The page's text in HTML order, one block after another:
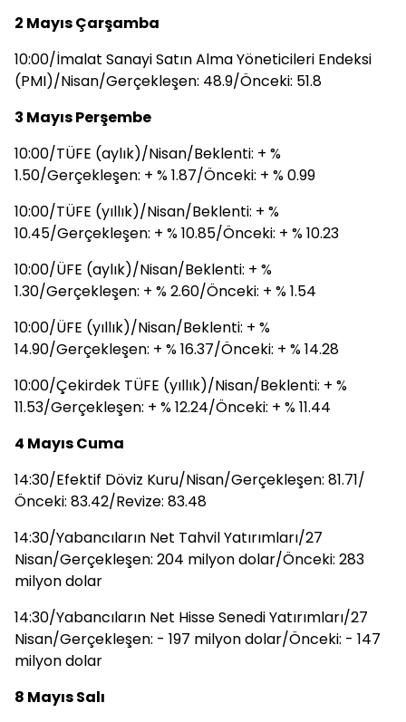
2 Mayıs Çarşamba
10:00/İmalat Sanayi Satın Alma Yöneticileri Endeksi
(PMI)/Nisan/Gerçekleşen: 48.9/Önceki: 51.8
3 Mayıs Perşembe
10:00/TÜFE (aylık)/Nisan/Beklenti: + %
1.50/Gerçekleşen: + % 1.87/Önceki: + % 0.99
10:00/TÜFE (yıllık)/Nisan/Beklenti: + %
10.45/Gerçekleşen: + % 10.85/Önceki: + % 10.23
10:00/ÜFE (aylık)/Nisan/Beklenti: + %
1.30/Gerçekleşen: + % 2.60/Önceki: + % 1.54
10:00/ÜFE (yıllık)/Nisan/Beklenti: + %
14.90/Gerçekleşen: + % 16.37/Önceki: + % 14.28
10:00/Çekirdek TÜFE (yıllık)/Nisan/Beklenti: + %
11.53/Gerçekleşen: + % 12.24/Önceki: + % 11.44
4 Mayıs Cuma
14:30/Efektif Döviz Kuru/Nisan/Gerçekleşen: 81.71/
Önceki: 83.42/Revize: 83.48
14:30/Yabancıların Net Tahvil Yatırımları/27
Nisan/Gerçekleşen: 204 milyon dolar/Önceki: 283
milyon dolar
14:30/Yabancıların Net Hisse Senedi Yatırımları/27
Nisan/Gerçekleşen: - 197 milyon dolar/Önceki: - 147
milyon dolar
8 Mayıs Salı